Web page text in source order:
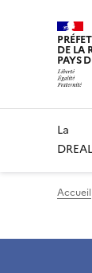
PRÉFET
DE LA
PAYS
La
DREAL
Accueil